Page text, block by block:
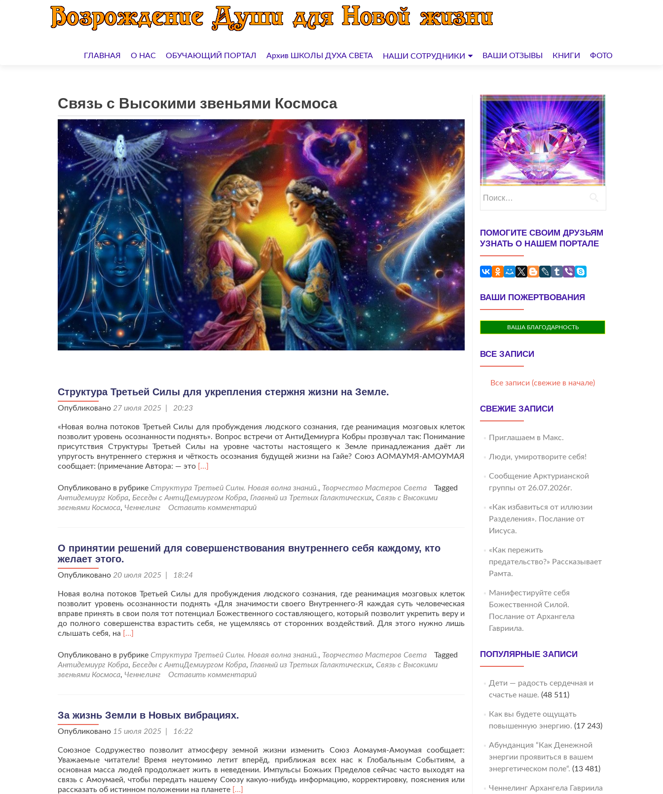
кГЛАВНАЯ О НАС ОБУЧАЮЩИЙ ПОРТАЛ Архив ШКОЛЫ ДУХА СВЕТА НАШИ СОТРУДНИКИ ВАШИ ОТЗЫВЫ КНИГИ ФОТО
Связь с Высокими звеньями Космоса
Структура Третьей Силы для укрепления стержня жизни на Земле.
Опубликовано 27 июля 2025 | 20:23
«Новая волна потоков Третьей Силы для пробуждения людского сознания, где реанимация мозговых клеток
позволит уровень осознанности поднять». Вопрос встречи от АнтиДемиурга Кобры прозвучал так: Понимание
присутствия Структуры Третьей Силы на уровне частоты настоящего к Земле принадлежания даёт ли
упругость внутреннего стержня и чёткость осознания будущей жизни на Гайе? Союз АОМАУМЯ-АМОУМАЯ
сообщает: (примечание Автора: — это Читать
проСтруктура
Третьей
Силы
жизни
[…]
Опубликовано в рубрике Структура Третьей Силы. Новая волна знаний., Творчество Мастеров Света
Tagged
Антидемиург Кобра, Беседы с АнтиДемиургом Кобра, Главный из Третьих Галактических, Связь с Высокими
звеньями Космоса, Ченнелинг Оставить комментарий
О принятии решений для совершенствования внутреннего себя каждому, кто
желает этого.
Опубликовано 20 июля 2025 | 18:24
Новая волна потоков Третьей Силы для пробуждения людского сознания, где реанимация мозговых клеток
позволит уровень осознанности поднять «Для значимости своего Внутреннего-Я каждая суть человеческая
вправе принять в свои поля тот потенциал Божественного составляющего, который позволит укрепить веру и
до полного совершенства взрастить себя, не ущемляясь от сторонних воздействий. Для этого нужно лишь
слышать себя, на Читать
проО
принятии
решений
себя
кто
этого.
[…]
Опубликовано в рубрике Структура Третьей Силы. Новая волна знаний., Творчество Мастеров Света
Tagged
Антидемиург Кобра, Беседы с АнтиДемиургом Кобра, Главный из Третьих Галактических, Связь с Высокими
звеньями Космоса, Ченнелинг Оставить комментарий
За жизнь Земли в Новых вибрациях.
Опубликовано 15 июля 2025 | 16:22
Союзное Содружество позволит атмосферу земной жизни изменить Союз Аомаумя-Амоумая сообщает:
Уважаемые читатели! Время неутомимо летит вперёд, приближая всех нас к Глобальным Событиям, а
основная масса людей продолжает жить в неведении. Импульсы Божьих Пределов сейчас часто выходят на
связь с Амоумаей, чтобы передать нашему Союзу какую-нибудь информацию, корректировку, пояснения или
рассказать об истинном положении на планете Читать
[…]
ПОМОГИТЕ СВОИМ ДРУЗЬЯМ
УЗНАТЬ О НАШЕМ ПОРТАЛЕ
ВАШИ ПОЖЕРТВОВАНИЯ
ВАША БЛАГОДАРНОСТЬ
ВСЕ ЗАПИСИ
Все записи (свежие в начале)
СВЕЖИЕ ЗАПИСИ
Приглашаем в Макс.
Люди, умиротворите себя!
Сообщение Арктурианской
группы от 26.07.2026г.
«Как избавиться от иллюзии
Разделения». Послание от
Иисуса.
«Как пережить
предательство?» Рассказывает
Рамта.
Манифестируйте себя
Божественной Силой.
Послание от Архангела
Гавриила.
ПОПУЛЯРНЫЕ ЗАПИСИ
Дети — радость сердечная и
счастье наше. (48 511)
Как вы будете ощущать
повышенную энергию. (17 243)
Абунданция “Как Денежной
энергии проявиться в вашем
энергетическом поле“. (13 481)
Ченнелинг Архангела Гавриила